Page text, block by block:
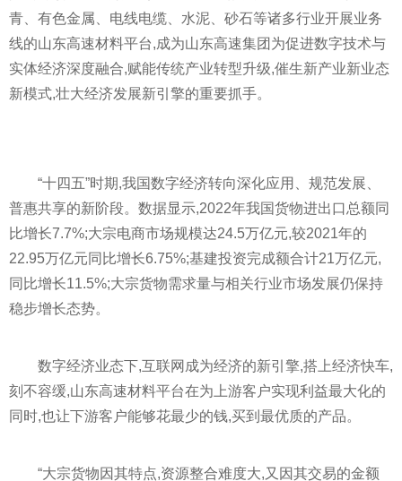
青、有色金属、电线电缆、水泥、砂石等诸多行业开展业务
线的山东高速材料平台,成为山东高速集团为促进数字技术与
实体经济深度融合,赋能传统产业转型升级,催生新产业新业态
新模式,壮大经济发展新引擎的重要抓手。
“十四五”时期,我国数字经济转向深化应用、规范发展、
普惠共享的新阶段。数据显示,2022年我国货物进出口总额同
比增长7.7%;大宗电商市场规模达24.5万亿元,较2021年的
22.95万亿元同比增长6.75%;基建投资完成额合计21万亿元,
同比增长11.5%;大宗货物需求量与相关行业市场发展仍保持
稳步增长态势。
数字经济业态下,互联网成为经济的新引擎,搭上经济快车,
刻不容缓,山东高速材料平台在为上游客户实现利益最大化的
同时,也让下游客户能够花最少的钱,买到最优质的产品。
“大宗货物因其特点,资源整合难度大,又因其交易的金额